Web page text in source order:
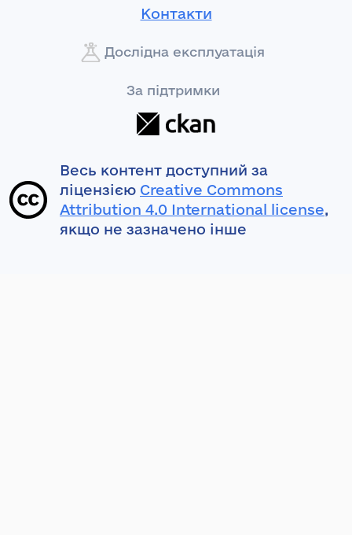
Контакти
Дослідна експлуатація
За підтримки
Весь контент доступний за
ліцензією Creative Commons
Attribution 4.0 International license,
якщо не зазначено інше